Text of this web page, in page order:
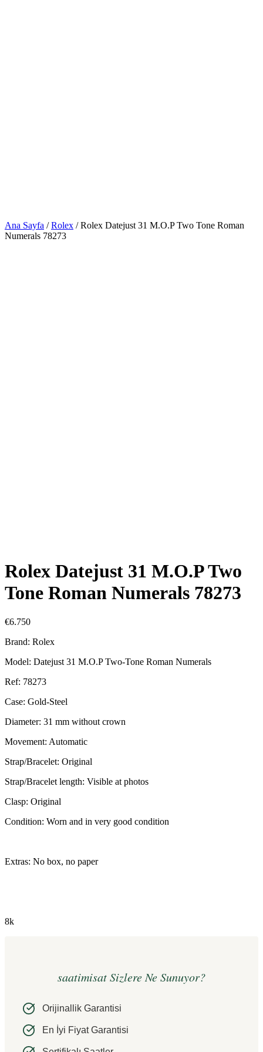
Ana Sayfa /Rolex / Rolex Datejust 31 M.O.P Two Tone Roman
Numerals 78273
Rolex Datejust 31 M.O.P Two
Tone Roman Numerals 78273
€6.750
Brand: Rolex
Model: Datejust 31 M.O.P Two-Tone Roman Numerals
Ref: 78273
Case: Gold-Steel
Diameter: 31 mm without crown
Movement: Automatic
Strap/Bracelet: Original
Strap/Bracelet length: Visible at photos
Clasp: Original
Condition: Worn and in very good condition
Extras: No box, no paper
8k
saatimisat Sizlere Ne Sunuyor?
Orijinallik Garantisi
En İyi Fiyat Garantisi